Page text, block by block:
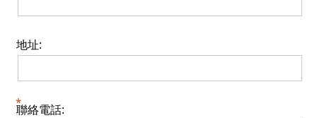
地址:
聯絡電話: